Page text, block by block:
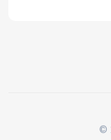
©